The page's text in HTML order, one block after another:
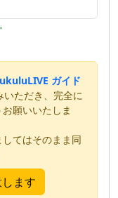
ガイド
ただき、完全に
願いいたしま
してはそのまま同